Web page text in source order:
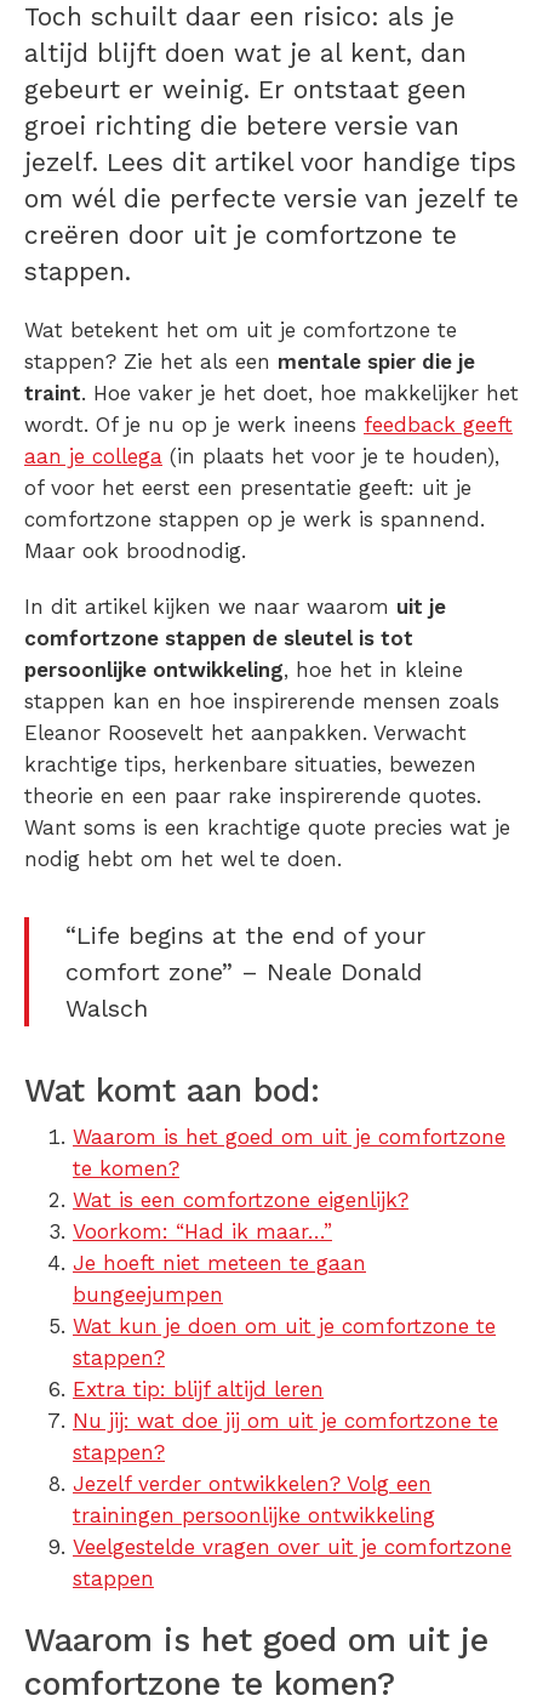
Toch schuilt daar een risico: als je
altijd blijft doen wat je al kent, dan
gebeurt er weinig. Er ontstaat geen
groei richting die betere versie van
jezelf. Lees dit artikel voor handige tips
om wél die perfecte versie van jezelf te
creëren door uit je comfortzone te
stappen.
Wat betekent het om uit je comfortzone te
stappen? Zie het als een mentale spier die je
traint. Hoe vaker je het doet, hoe makkelijker het
wordt. Of je nu op je werk ineens feedback geeft
aan je collega (in plaats het voor je te houden),
of voor het eerst een presentatie geeft: uit je
comfortzone stappen op je werk is spannend.
Maar ook broodnodig.
In dit artikel kijken we naar waarom uit je
comfortzone stappen de sleutel is tot
persoonlijke ontwikkeling, hoe het in kleine
stappen kan en hoe inspirerende mensen zoals
Eleanor Roosevelt het aanpakken. Verwacht
krachtige tips, herkenbare situaties, bewezen
theorie en een paar rake inspirerende quotes.
Want soms is een krachtige quote precies wat je
nodig hebt om het wel te doen.
“Life begins at the end of your
comfort zone” – Neale Donald
Walsch
Wat komt aan bod:
Waarom is het goed om uit je comfortzone
te komen?
Wat is een comfortzone eigenlijk?
Voorkom: “Had ik maar…”
Je hoeft niet meteen te gaan
bungeejumpen
Wat kun je doen om uit je comfortzone te
stappen?
Extra tip: blijf altijd leren
Nu jij: wat doe jij om uit je comfortzone te
stappen?
Jezelf verder ontwikkelen? Volg een
trainingen persoonlijke ontwikkeling
Veelgestelde vragen over uit je comfortzone
stappen
Waarom is het goed om uit je
comfortzone te komen?